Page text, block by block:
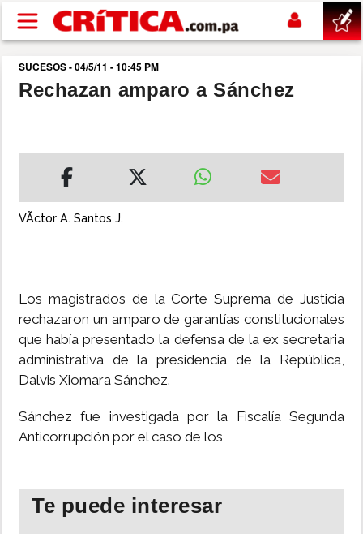
Pasar al contenido principal
buscar
POLÍTICA
DEPORTES
MUNDO
MULTIMEDIA
SUCESOS - 04/5/11 - 10:45 PM
Rechazan amparo a Sánchez
VÃ­ctor A. Santos J.
Los magistrados de la Corte Suprema de Justicia
rechazaron un amparo de garantías constitucionales
que había presentado la defensa de la ex secretaria
administrativa de la presidencia de la República,
Dalvis Xiomara Sánchez.
Sánchez fue investigada por la Fiscalía Segunda
Anticorrupción por el caso de los
Te puede interesar